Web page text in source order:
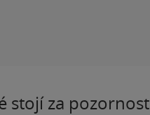
stojí za pozornost